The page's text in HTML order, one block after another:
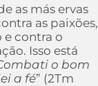
as más ervas
as paixões,
contra o
Isso está
o bom
a fé” (2Tm